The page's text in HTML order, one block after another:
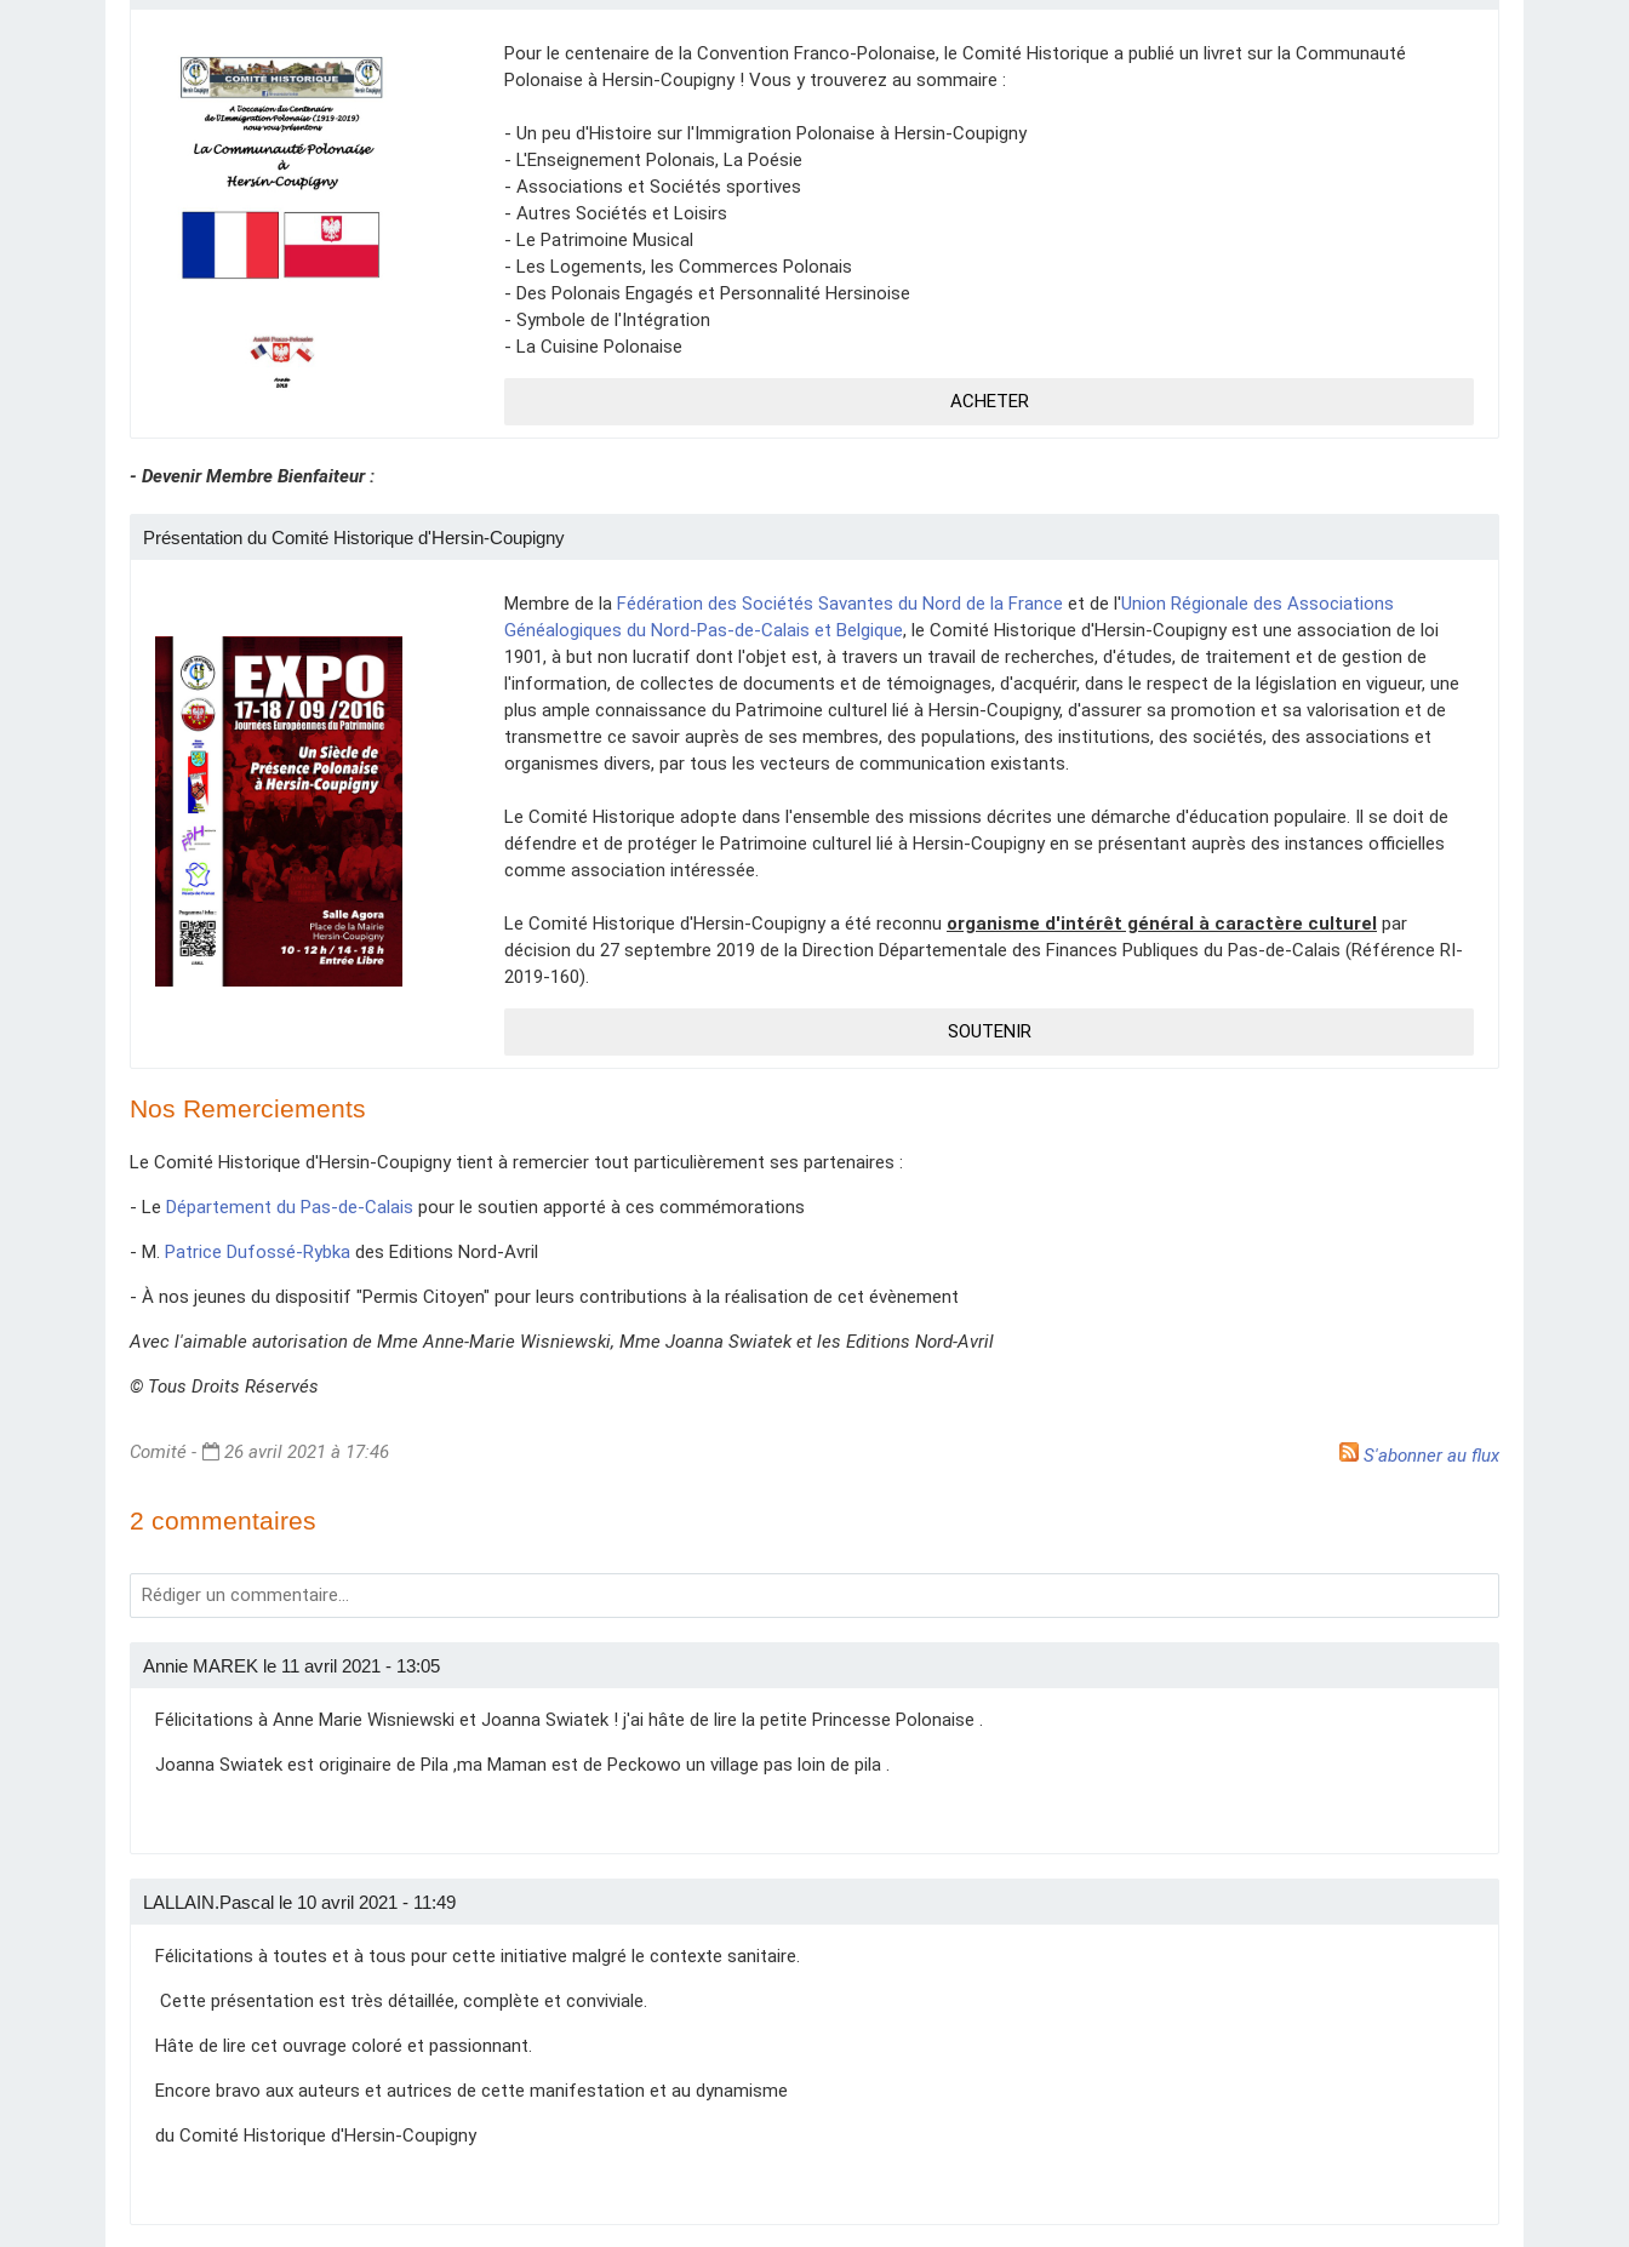
Pour le centenaire de la Convention Franco-Polonaise, le Comité Historique a publié un livret sur la Communauté
Polonaise à Hersin-Coupigny ! Vous y trouverez au sommaire :
- Un peu d'Histoire sur l'Immigration Polonaise à Hersin-Coupigny
- L'Enseignement Polonais, La Poésie
- Associations et Sociétés sportives
- Autres Sociétés et Loisirs
- Le Patrimoine Musical
- Les Logements, les Commerces Polonais
- Des Polonais Engagés et Personnalité Hersinoise
- Symbole de l'Intégration
- La Cuisine Polonaise
ACHETER
- Devenir Membre Bienfaiteur :
Présentation du Comité Historique d'Hersin-Coupigny
Membre de la Fédération des Sociétés Savantes du Nord de la France et de l'Union Régionale des Associations
Généalogiques du Nord-Pas-de-Calais et Belgique, le Comité Historique d'Hersin-Coupigny est une association de loi
1901, à but non lucratif dont l'objet est, à travers un travail de recherches, d'études, de traitement et de gestion de
l'information, de collectes de documents et de témoignages, d'acquérir, dans le respect de la législation en vigueur, une
plus ample connaissance du Patrimoine culturel lié à Hersin-Coupigny, d'assurer sa promotion et sa valorisation et de
transmettre ce savoir auprès de ses membres, des populations, des institutions, des sociétés, des associations et
organismes divers, par tous les vecteurs de communication existants.
Le Comité Historique adopte dans l'ensemble des missions décrites une démarche d'éducation populaire. Il se doit de
défendre et de protéger le Patrimoine culturel lié à Hersin-Coupigny en se présentant auprès des instances officielles
comme association intéressée.
Le Comité Historique d'Hersin-Coupigny a été reconnu organisme d'intérêt général à caractère culturel par
décision du 27 septembre 2019 de la Direction Départementale des Finances Publiques du Pas-de-Calais (Référence RI-
2019-160).
SOUTENIR
Nos Remerciements
Le Comité Historique d'Hersin-Coupigny tient à remercier tout particulièrement ses partenaires :
- Le Département du Pas-de-Calais pour le soutien apporté à ces commémorations
- M. Patrice Dufossé-Rybka des Editions Nord-Avril
- À nos jeunes du dispositif "Permis Citoyen" pour leurs contributions à la réalisation de cet évènement
Avec l'aimable autorisation de Mme Anne-Marie Wisniewski, Mme Joanna Swiatek et les Editions Nord-Avril
© Tous Droits Réservés
Comité - 26 avril 2021 à 17:46 S'abonner au flux
2 commentaires
Annie MAREK le 11 avril 2021 - 13:05
Félicitations à Anne Marie Wisniewski et Joanna Swiatek ! j'ai hâte de lire la petite Princesse Polonaise .
Joanna Swiatek est originaire de Pila ,ma Maman est de Peckowo un village pas loin de pila .
LALLAIN.Pascal le 10 avril 2021 - 11:49
Félicitations à toutes et à tous pour cette initiative malgré le contexte sanitaire.
Cette présentation est très détaillée, complète et conviviale.
Hâte de lire cet ouvrage coloré et passionnant.
Encore bravo aux auteurs et autrices de cette manifestation et au dynamisme
du Comité Historique d'Hersin-Coupigny